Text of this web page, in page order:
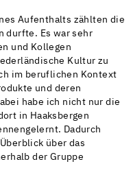
Aufenthalts zählten die
durfte. Es war sehr
und Kollegen
Kultur zu
im beruflichen Kontext
und deren
habe ich nicht nur die
in Haaksbergen
Dadurch
über das
der Gruppe